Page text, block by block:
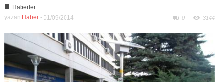
■ Haberler
yazan Haber - 01/09/2014 0 3144